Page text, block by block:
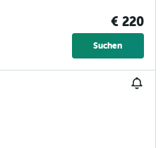
€ 220
Suchen